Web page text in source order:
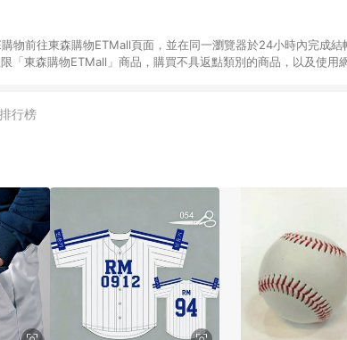
物前往東森購物ETMall頁面，並在同一瀏覽器於24小時內完成結
「東森購物ETMall」商品，購買不具返點類別的商品，以及使用
如取消訂單、退貨、退款或購物中登出東森購物ETMall，將無法
設有「單一商品最高回饋點數」機制(特殊活動時開放「回饋無上
如顯示之商品規格、顏色、價位、贈品與東森購物ETMall銷售網
務必於訂單日期+180天以內至LINE購物客服洽詢；若超過180
紅包僅限指定商品使用，或不適用於無回饋商品。各點數紅包之
行榜